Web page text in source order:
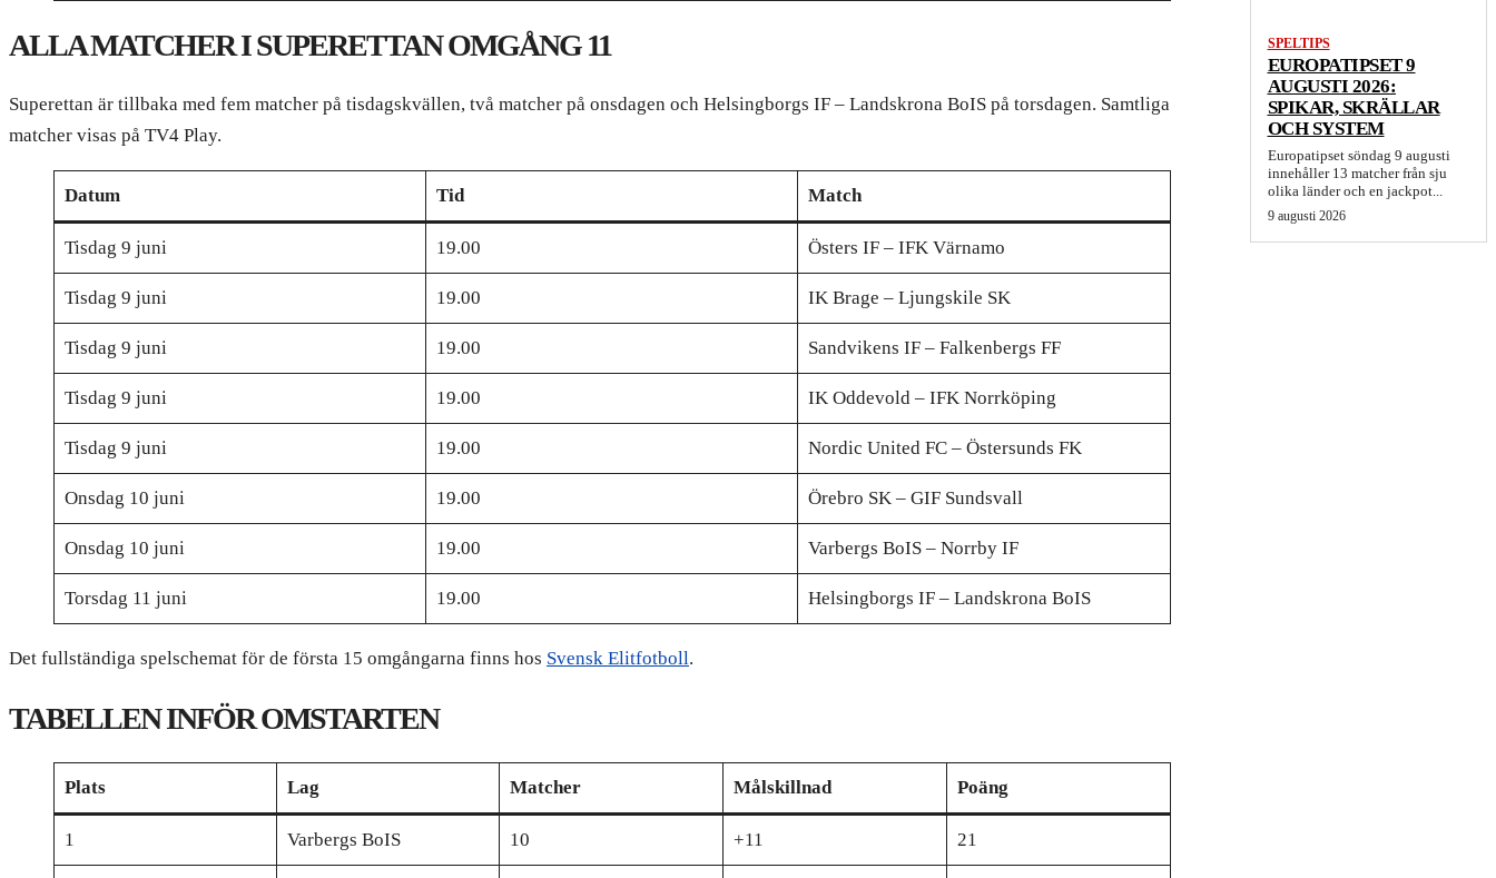
ALLA MATCHER I SUPERETTAN OMGÅNG 11
Superettan är tillbaka med fem matcher på tisdagskvällen, två matcher på onsdagen och Helsingborgs IF – Landskrona BoIS på torsdagen. Samtliga
matcher visas på TV4 Play.
Datum Tid Match
Tisdag 9 juni 19.00 Östers IF – IFK Värnamo
Tisdag 9 juni 19.00 IK Brage – Ljungskile SK
Tisdag 9 juni 19.00 Sandvikens IF – Falkenbergs FF
Tisdag 9 juni 19.00 IK Oddevold – IFK Norrköping
Tisdag 9 juni 19.00 Nordic United FC – Östersunds FK
Onsdag 10 juni 19.00 Örebro SK – GIF Sundsvall
Onsdag 10 juni 19.00 Varbergs BoIS – Norrby IF
Torsdag 11 juni 19.00 Helsingborgs IF – Landskrona BoIS
Det fullständiga spelschemat för de första 15 omgångarna finns hos Svensk Elitfotboll.
TABELLEN INFÖR OMSTARTEN
Plats Lag Matcher Målskillnad Poäng
1 Varbergs BoIS 10 +11 21
SPELTIPS
EUROPATIPSET 9
AUGUSTI 2026:
SPIKAR, SKRÄLLAR
OCH SYSTEM
Europatipset söndag 9 augusti
innehåller 13 matcher från sju
olika länder och en jackpot...
9 augusti 2026